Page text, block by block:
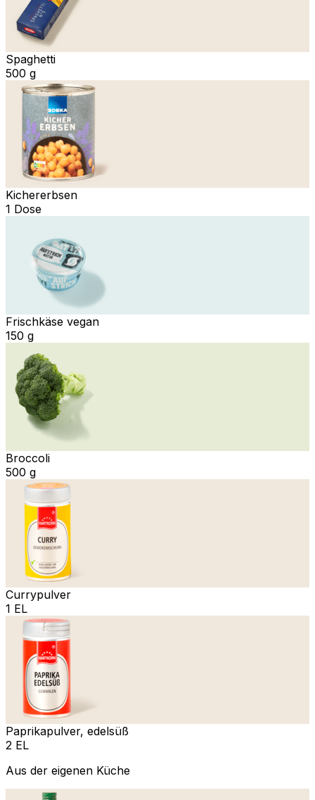
Spaghetti
500 g
Kichererbsen
1 Dose
Frischkäse vegan
150 g
Broccoli
500 g
Currypulver
1 EL
Paprikapulver, edelsüß
2 EL
Aus der eigenen Küche